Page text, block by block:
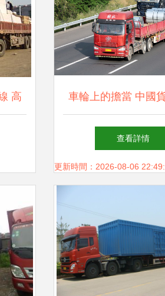
高 車輪上的擔當 中國
的物流運輸之路
查看詳情
更新時間：2026-08-06